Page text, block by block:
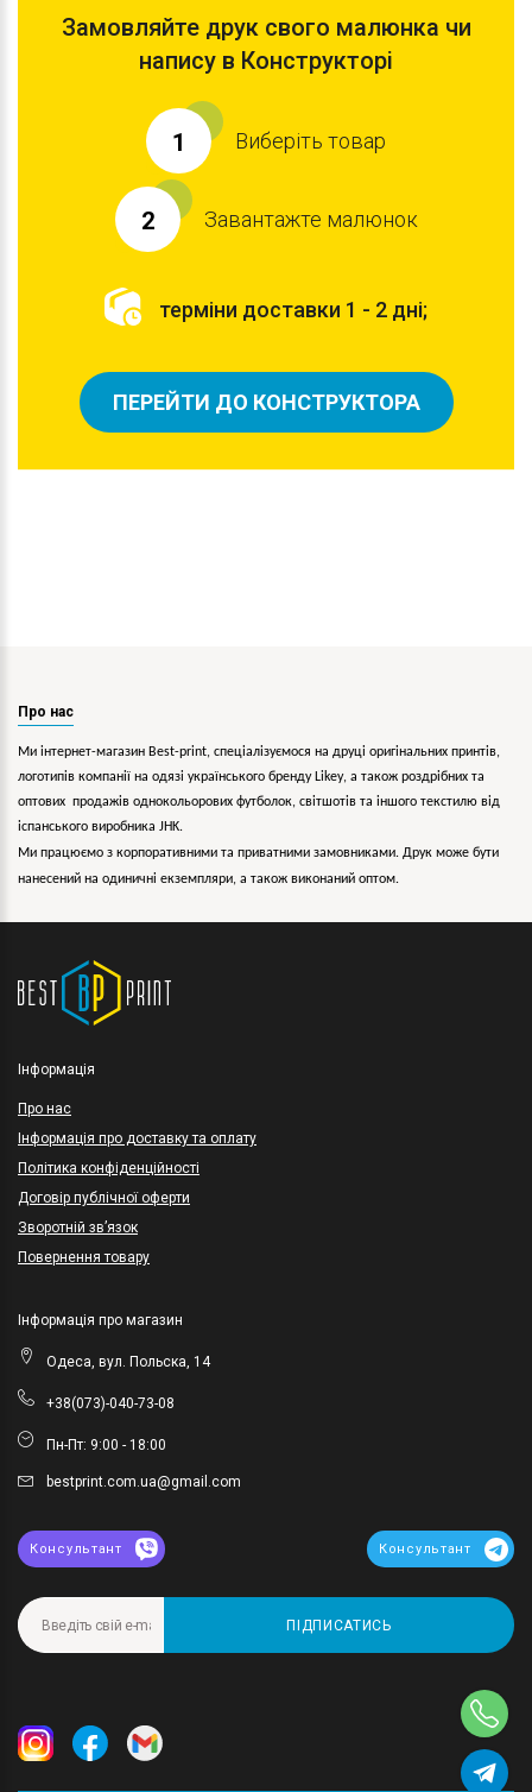
Замовляйте друк свого малюнка чи
напису в Конструкторі
1 Виберіть товар
2 Завантажте малюнок
терміни доставки 1 - 2 дні;
ПЕРЕЙТИ ДО КОНСТРУКТОРА
Про нас
Ми інтернет-магазин Best-print, спеціалізуємося на друці оригінальних принтів,
логотипів компанії на одязі українського бренду Likey, а також роздрібних та
оптових продажів однокольорових футболок, світшотів та іншого текстилю від
іспанського виробника JHK.
Ми працюємо з корпоративними та приватними замовниками. Друк може бути
нанесений на одиничні екземпляри, а також виконаний оптом.
Інформація
Про нас
Інформація про доставку та оплату
Політика конфіденційності
Договір публічної оферти
Зворотній зв’язок
Повернення товару
Інформація про магазин
Одеса, вул. Польска, 14
+38(073)-040-73-08
Пн-Пт: 9:00 - 18:00
bestprint.com.ua@gmail.com
Консультант Консультант
ПІДПИСАТИСЬ